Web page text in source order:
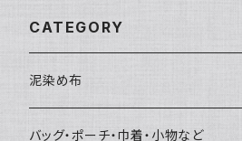
CATEGORY
泥染め布
大判布150-特大250cm ベッドカバ
バッグ・ポーチ・巾着・小物など